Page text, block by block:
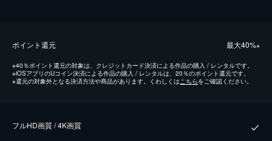
ポイント還元 最⼤40%※
※40％ポイント還元の対象は、クレジットカード決済による作品の購入 / レンタルです。
※iOSアプリのUコイン決済による作品の購入 / レンタルは、20％のポイント還元です。
※還元の対象外となる決済方法や商品があります。くわしくはこちらをご確認ください。
フルHD画質 / 4K画質